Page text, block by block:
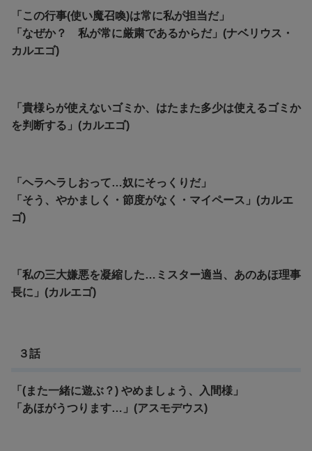
「この行事(使い魔召喚)は常に私が担当だ」
「なぜか？ 私が常に厳粛であるからだ」(ナベリウス・
カルエゴ)
「貴様らが使えないゴミか、はたまた多少は使えるゴミか
を判断する」(カルエゴ)
「ヘラヘラしおって…奴にそっくりだ」
「そう、やかましく・節度がなく・マイペース」(カルエ
ゴ)
「私の三大嫌悪を凝縮した…ミスター適当、あのあほ理事
長に」(カルエゴ)
３話
「(また一緒に遊ぶ？) やめましょう、入間様」
「あほがうつります…」(アスモデウス)